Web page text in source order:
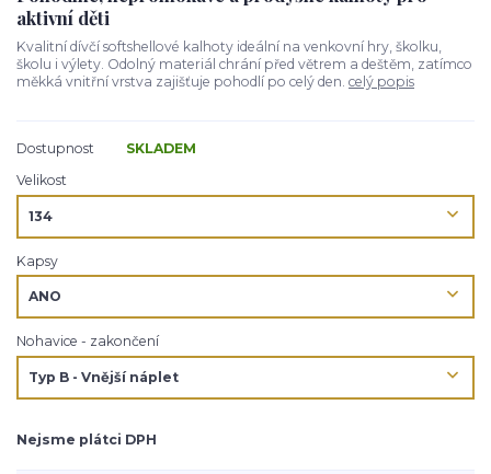
aktivní děti
Kvalitní dívčí softshellové kalhoty ideální na venkovní hry, školku,
školu i výlety. Odolný materiál chrání před větrem a deštěm, zatímco
měkká vnitřní vrstva zajišťuje pohodlí po celý den. celý popis
Dostupnost
SKLADEM
Velikost
Kapsy
Nohavice - zakončení
Nejsme plátci DPH